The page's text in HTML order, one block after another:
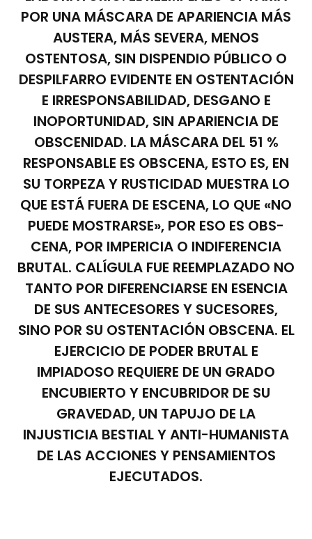
POR UNA MÁSCARA DE APARIENCIA MÁS
AUSTERA, MÁS SEVERA, MENOS
OSTENTOSA, SIN DISPENDIO PÚBLICO O
DESPILFARRO EVIDENTE EN OSTENTACIÓN
E IRRESPONSABILIDAD, DESGANO E
INOPORTUNIDAD, SIN APARIENCIA DE
OBSCENIDAD. LA MÁSCARA DEL 51 %
RESPONSABLE ES OBSCENA, ESTO ES, EN
SU TORPEZA Y RUSTICIDAD MUESTRA LO
QUE ESTÁ FUERA DE ESCENA, LO QUE «NO
PUEDE MOSTRARSE», POR ESO ES OBS-
CENA, POR IMPERICIA O INDIFERENCIA
BRUTAL. CALÍGULA FUE REEMPLAZADO NO
TANTO POR DIFERENCIARSE EN ESENCIA
DE SUS ANTECESORES Y SUCESORES,
SINO POR SU OSTENTACIÓN OBSCENA. EL
EJERCICIO DE PODER BRUTAL E
IMPIADOSO REQUIERE DE UN GRADO
ENCUBIERTO Y ENCUBRIDOR DE SU
GRAVEDAD, UN TAPUJO DE LA
INJUSTICIA BESTIAL Y ANTI-HUMANISTA
DE LAS ACCIONES Y PENSAMIENTOS
EJECUTADOS.